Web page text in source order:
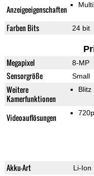
Anzeigeeigenschaften
Farben Bits 24 bit
Megapixel 8-MP
Sensorgröße Small
Weitere
Kamerfunktionen
Blitz
Videoauflösungen
Akku-Art Li-Ion